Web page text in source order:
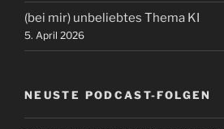
(bei mir) unbeliebtes Thema KI
5. April 2026
NEUSTE PODCAST-FOLGEN